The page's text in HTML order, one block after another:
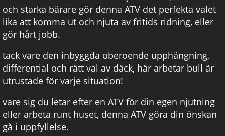
och starka bärare gör denna ATV det perfekta valet
lika att komma ut och njuta av fritids ridning, eller
gör hårt jobb.
tack vare den inbyggda oberoende upphängning,
differential och rätt val av däck, här arbetar bull är
utrustade för varje situation!
vare sig du letar efter en ATV för din egen njutning
eller arbeta runt huset, denna ATV göra din önskan
gå i uppfyllelse.